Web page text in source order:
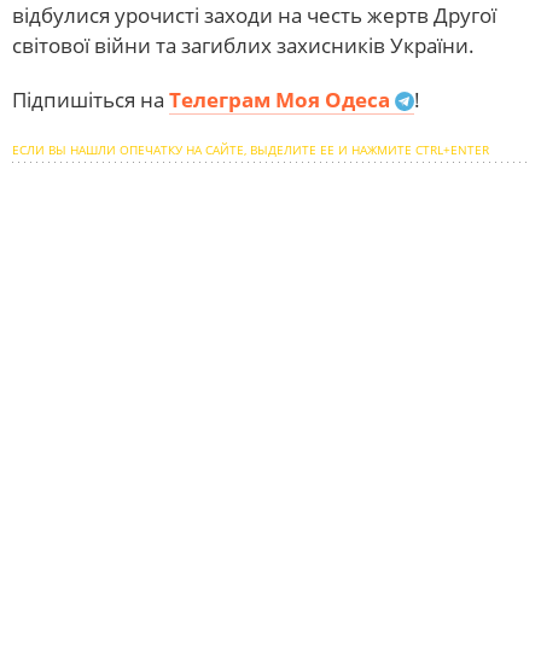
відбулися урочисті заходи на честь жертв Другої
світової війни та загиблих захисників України.
Підпишіться на Телеграм Моя Одеса !
ЕСЛИ ВЫ НАШЛИ ОПЕЧАТКУ НА САЙТЕ, ВЫДЕЛИТЕ ЕЕ И НАЖМИТЕ CTRL+ENTER